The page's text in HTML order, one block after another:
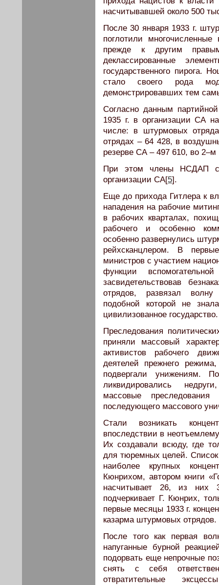
насчитывавшей около 500
После 30 января 1933 г.
поглотили
прежде к другим
деклассированные
государственного пирога.
стало своего рода
демонстрировавших тем
Согласно данным
1935 г. в организации СА
числе: в штурмовых
отрядах – 64 428, в
резерве СА – 497 610, во
При этом члены НСДАП
организации СА[5].
Еще до прихода Гитлера к
нападения на рабочие
в рабочих кварталах,
рабочего и особенно
особенно развернулись
рейхсканцлером. В
министров с участием
функции
засвидетельствовав
отрядов, развязал волну
подобной которой не
цивилизованное государство.
Преследования
приняли массовый
активистов рабочего
деятелей прежнего
подвергали унижениям.
ликвидировались
массовые
последующего массового
Стали возникать
впоследствии в
Их создавали всюду, где
для тюремных целей. Список
наиболее крупных
Кюнрихом, автором книги
насчитывает 26, из
подчеркивает Г. Кюнрих,
первые месяцы 1933 г.
казарма штурмовых отрядов.
После того как первая
напуганные бурной
подорвать еще непрочные
снять с себя
отвратительные